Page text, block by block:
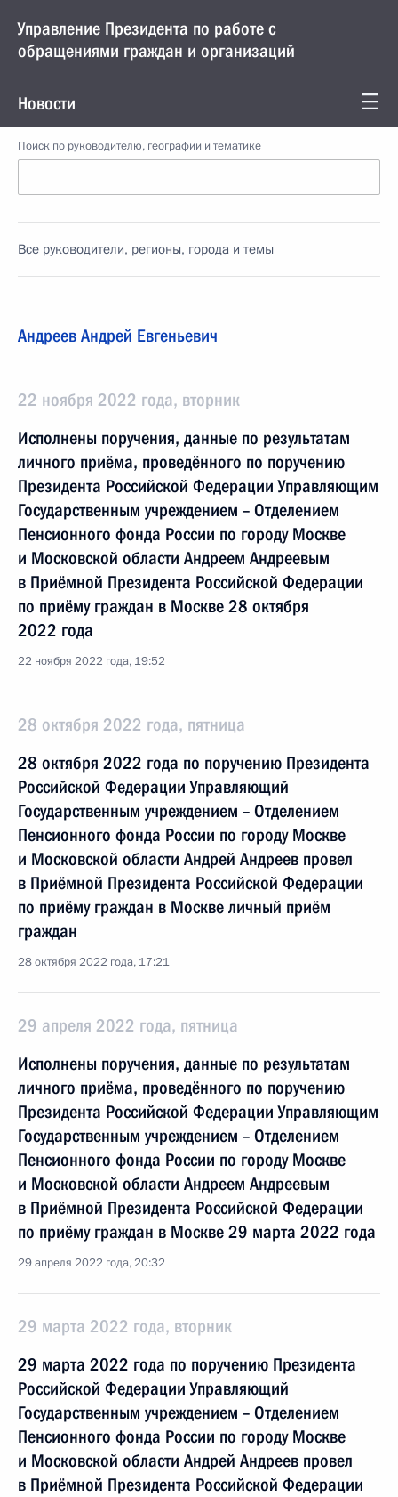
Управление Президента по работе с
обращениями граждан и организаций
Новости
Поиск по руководителю, географии и тематике
Все руководители, регионы, города и темы
Андреев Андрей Евгеньевич
22 ноября 2022 года, вторник
Исполнены поручения, данные по результатам
личного приёма, проведённого по поручению
Президента Российской Федерации Управляющим
Государственным учреждением – Отделением
Пенсионного фонда России по городу Москве
и Московской области Андреем Андреевым
в Приёмной Президента Российской Федерации
по приёму граждан в Москве 28 октября
2022 года
22 ноября 2022 года, 19:52
28 октября 2022 года, пятница
28 октября 2022 года по поручению Президента
Российской Федерации Управляющий
Государственным учреждением – Отделением
Пенсионного фонда России по городу Москве
и Московской области Андрей Андреев провел
в Приёмной Президента Российской Федерации
по приёму граждан в Москве личный приём
граждан
28 октября 2022 года, 17:21
29 апреля 2022 года, пятница
Исполнены поручения, данные по результатам
личного приёма, проведённого по поручению
Президента Российской Федерации Управляющим
Государственным учреждением – Отделением
Пенсионного фонда России по городу Москве
и Московской области Андреем Андреевым
в Приёмной Президента Российской Федерации
по приёму граждан в Москве 29 марта 2022 года
29 апреля 2022 года, 20:32
29 марта 2022 года, вторник
29 марта 2022 года по поручению Президента
Российской Федерации Управляющий
Государственным учреждением – Отделением
Пенсионного фонда России по городу Москве
и Московской области Андрей Андреев провел
в Приёмной Президента Российской Федерации